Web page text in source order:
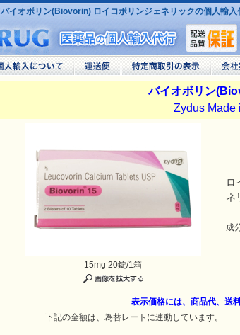
バイオボリン(Biovorin) ロイコボリンジェネリックの個人輸入
バイオボリン
Zydus Made
ロ
ネ
成
15mg 20錠/1箱
表示価格には、商品代、送
下記の金額は、為替レートに連動しています。